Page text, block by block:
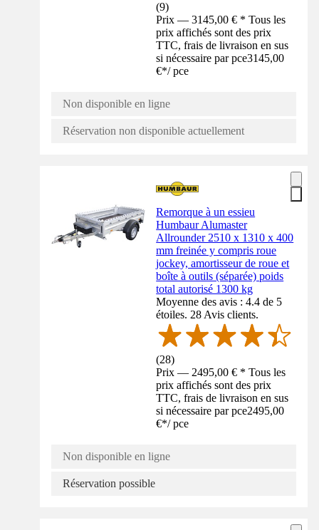
(9)
Prix — 3145,00 € * Tous les
prix affichés sont des prix
TTC, frais de livraison en sus
si nécessaire par pce3145,00
€*/ pce
Non disponible en ligne
Réservation non disponible actuellement
Remorque à un essieu
Humbaur Alumaster
Allrounder 2510 x 1310 x 400
mm freinée y compris roue
jockey, amortisseur de roue et
boîte à outils (séparée) poids
total autorisé 1300 kg
Moyenne des avis : 4.4 de 5
étoiles. 28 Avis clients.
(28)
Prix — 2495,00 € * Tous les
prix affichés sont des prix
TTC, frais de livraison en sus
si nécessaire par pce2495,00
€*/ pce
Non disponible en ligne
Réservation possible